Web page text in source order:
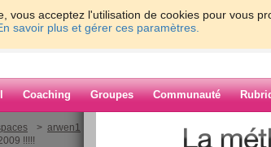
vous acceptez l'utilisation de cookies pour vous
savoir plus et gérer ces paramètres.
Coaching Groupes Communauté
> arwen1
> La femme pirate vous souhaite une très
!!!!!